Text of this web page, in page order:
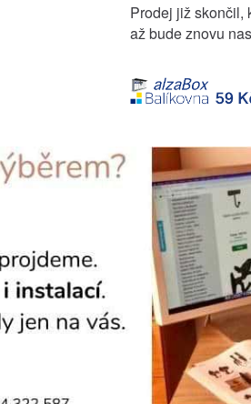
Prodej již skončil,
až bude znovu